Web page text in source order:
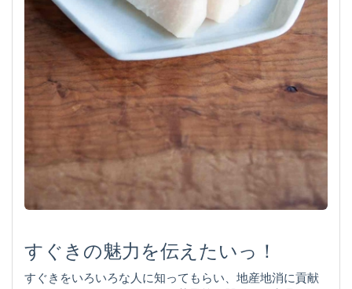
すぐきの魅力を伝えたいっ！
すぐきをいろいろな人に知ってもらい、地産地消に貢献